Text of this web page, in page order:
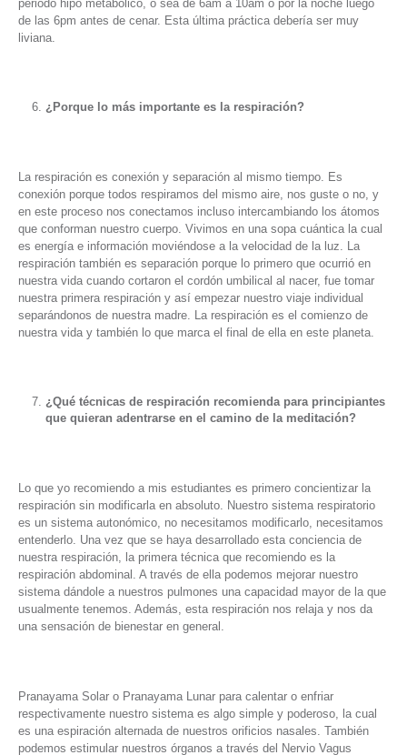
periodo hipo metabólico, o sea de 6am a 10am o por la noche luego
de las 6pm antes de cenar. Esta última práctica debería ser muy
liviana.
¿Porque lo más importante es la respiración?
La respiración es conexión y separación al mismo tiempo. Es
conexión porque todos respiramos del mismo aire, nos guste o no, y
en este proceso nos conectamos incluso intercambiando los átomos
que conforman nuestro cuerpo. Vivimos en una sopa cuántica la cual
es energía e información moviéndose a la velocidad de la luz. La
respiración también es separación porque lo primero que ocurrió en
nuestra vida cuando cortaron el cordón umbilical al nacer, fue tomar
nuestra primera respiración y así empezar nuestro viaje individual
separándonos de nuestra madre. La respiración es el comienzo de
nuestra vida y también lo que marca el final de ella en este planeta.
¿Qué técnicas de respiración recomienda para principiantes
que quieran adentrarse en el camino de la meditación?
Lo que yo recomiendo a mis estudiantes es primero concientizar la
respiración sin modificarla en absoluto. Nuestro sistema respiratorio
es un sistema autonómico, no necesitamos modificarlo, necesitamos
entenderlo. Una vez que se haya desarrollado esta conciencia de
nuestra respiración, la primera técnica que recomiendo es la
respiración abdominal. A través de ella podemos mejorar nuestro
sistema dándole a nuestros pulmones una capacidad mayor de la que
usualmente tenemos. Además, esta respiración nos relaja y nos da
una sensación de bienestar en general.
Pranayama Solar o Pranayama Lunar para calentar o enfriar
respectivamente nuestro sistema es algo simple y poderoso, la cual
es una espiración alternada de nuestros orificios nasales. También
podemos estimular nuestros órganos a través del Nervio Vagus